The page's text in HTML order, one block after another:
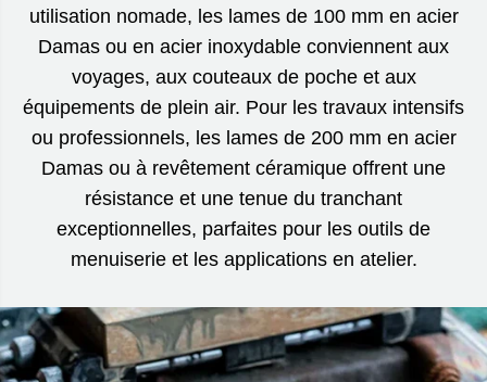
utilisation nomade, les lames de 100 mm en acier
Damas ou en acier inoxydable conviennent aux
voyages, aux couteaux de poche et aux
équipements de plein air. Pour les travaux intensifs
ou professionnels, les lames de 200 mm en acier
Damas ou à revêtement céramique offrent une
résistance et une tenue du tranchant
exceptionnelles, parfaites pour les outils de
menuiserie et les applications en atelier.